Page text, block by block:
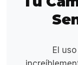
El